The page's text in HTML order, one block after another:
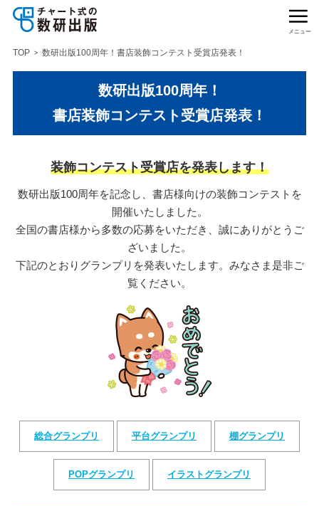
メニュー
TOP 数研出版100周年！書店装飾コンテスト受賞店発表！
数研出版100周年！
書店装飾コンテスト受賞店発表！
装飾コンテスト受賞店を発表します！
数研出版100周年を記念し、書店様向けの装飾コンテストを
開催いたしました。
全国の書店様から多数の応募をいただき、誠にありがとうご
ざいました。
下記のとおりグランプリを発表いたします。みなさま是非ご
覧ください。
総合グランプリ 平台グランプリ 棚グランプリ
POPグランプリ イラストグランプリ